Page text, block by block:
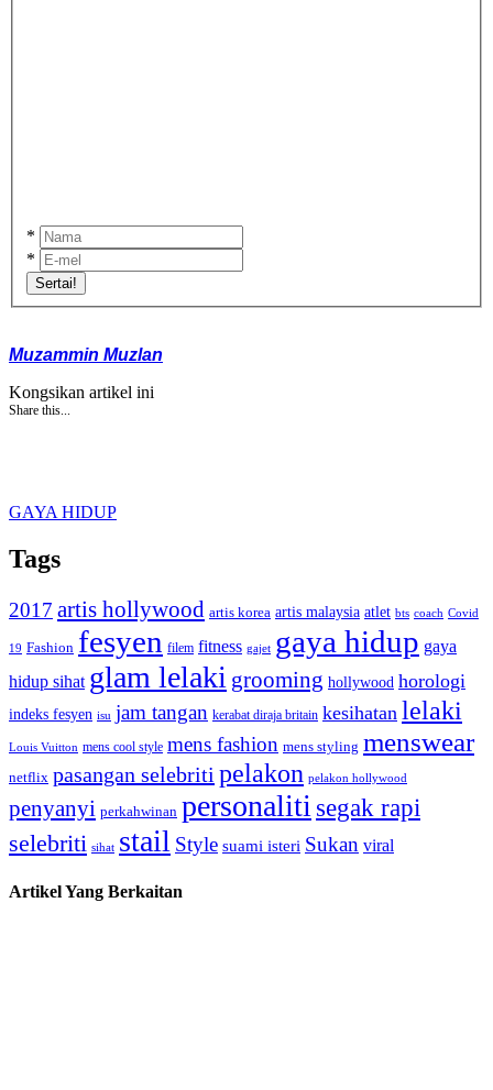
*
*
Sertai!
Muzammin Muzlan
Kongsikan artikel ini
Share this...
GAYA HIDUP
Tags
2017 artis hollywood artis korea artis malaysia atlet bts coach Covid
19 Fashion fesyen filem fitness gajet gaya hidup gaya
hidup sihat glam lelaki grooming hollywood horologi
indeks fesyen isu jam tangan kerabat diraja britain kesihatan lelaki
Louis Vuitton mens cool style mens fashion mens styling menswear
netflix pasangan selebriti pelakon pelakon hollywood
penyanyi perkahwinan personaliti segak rapi
selebriti sihat stail Style suami isteri Sukan viral
Artikel Yang Berkaitan